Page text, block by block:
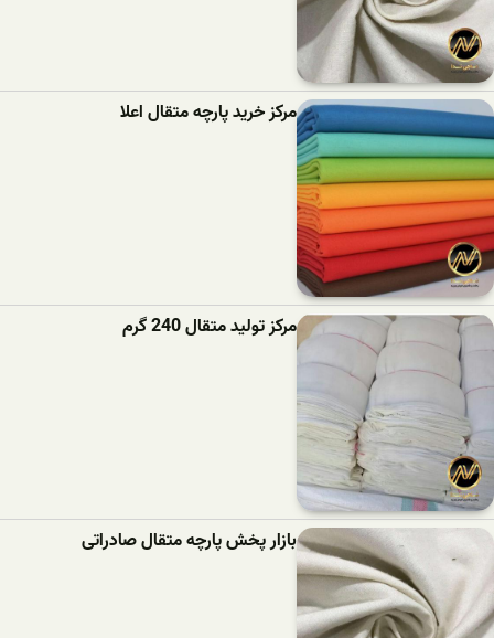
مرکز خرید پارچه متقال اعلا
مرکز تولید متقال 240 گرم
بازار پخش پارچه متقال صادراتی